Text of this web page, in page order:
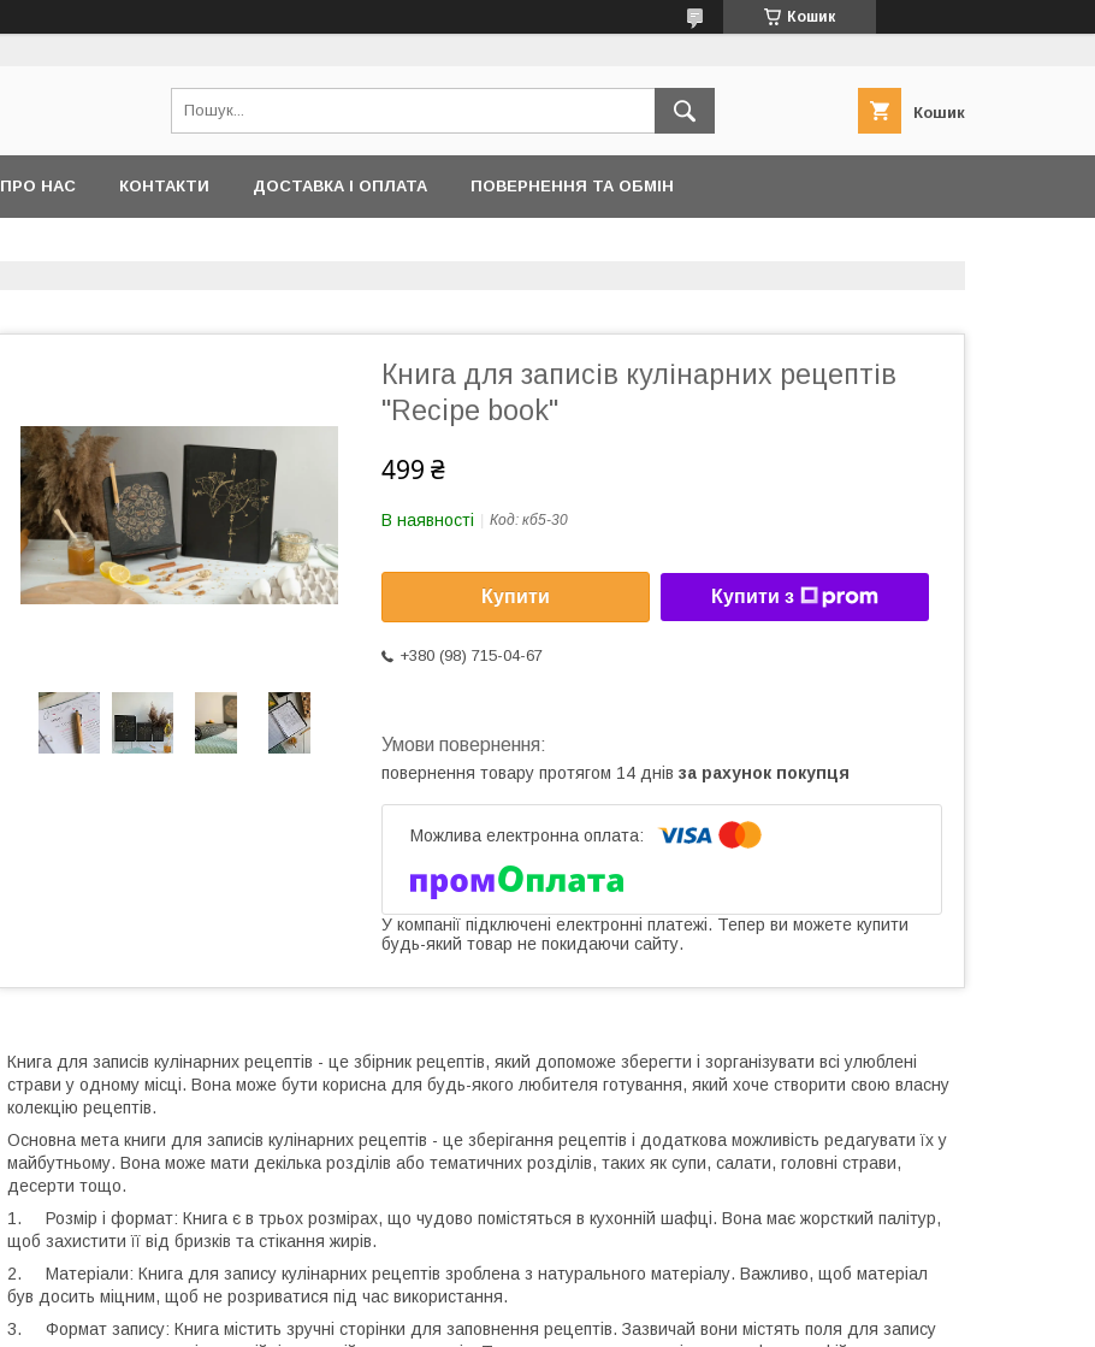
Кошик
Кошик
ПРО НАС КОНТАКТИ ДОСТАВКА І ОПЛАТА ПОВЕРНЕННЯ ТА ОБМІН
Книга для записів кулінарних рецептів
"Recipe book"
499 ₴
В наявності Код: кб5-30
Купити Купити з
+380 (98) 715-04-67
повернення товару протягом 14 днів за рахунок покупця
У компанії підключені електронні платежі. Тепер ви можете купити
будь-який товар не покидаючи сайту.
Книга для записів кулінарних рецептів - це збірник рецептів, який допоможе зберегти і зорганізувати всі улюблені
страви у одному місці. Вона може бути корисна для будь-якого любителя готування, який хоче створити свою власну
колекцію рецептів.
Основна мета книги для записів кулінарних рецептів - це зберігання рецептів і додаткова можливість редагувати їх у
майбутньому. Вона може мати декілька розділів або тематичних розділів, таких як супи, салати, головні страви,
десерти тощо.
1. Розмір і формат: Книга є в трьох розмірах, що чудово помістяться в кухонній шафці. Вона має жорсткий палітур,
щоб захистити її від бризків та стікання жирів.
2. Матеріали: Книга для запису кулінарних рецептів зроблена з натурального матеріалу. Важливо, щоб матеріал
був досить міцним, щоб не розриватися під час використання.
3. Формат запису: Книга містить зручні сторінки для заповнення рецептів. Зазвичай вони містять поля для запису